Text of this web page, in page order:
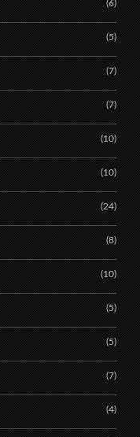
(6)
(5)
(7)
(7)
(10)
(10)
(24)
(8)
(10)
(5)
(5)
(7)
(4)